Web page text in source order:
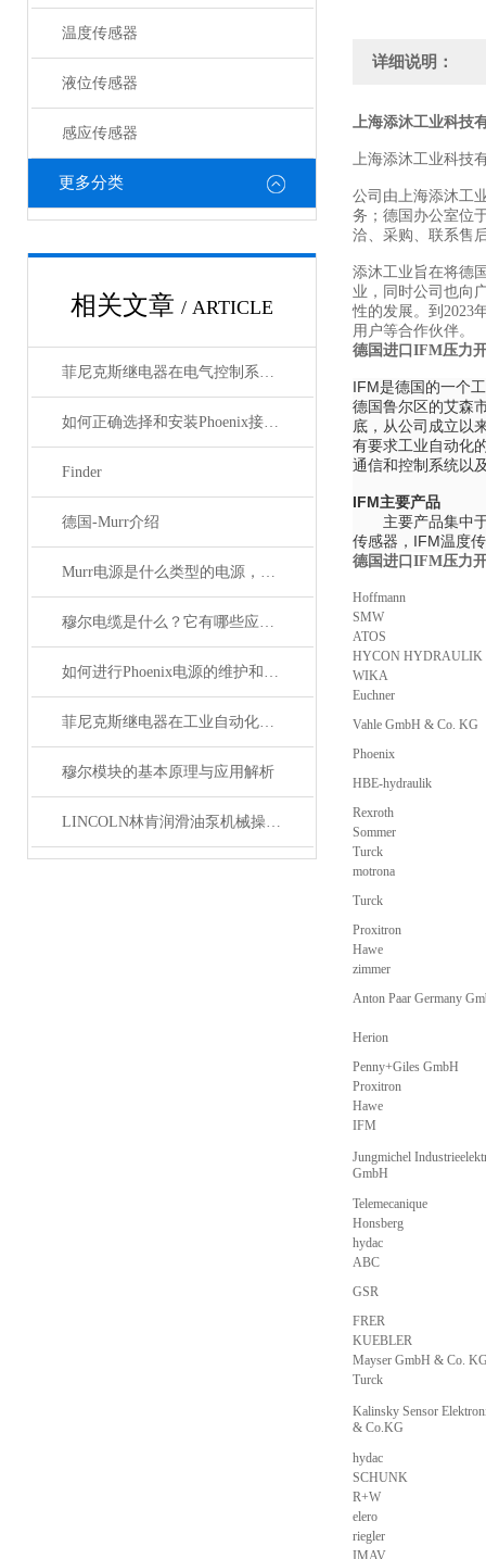
温度传感器
液位传感器
感应传感器
更多分类
相关文章 / ARTICLE
菲尼克斯继电器在电气控制系统中的应用
如何正确选择和安装Phoenix接插件以确保其性能？
Finder
德国-Murr介绍
Murr电源是什么类型的电源，主要用于哪些领域？
穆尔电缆是什么？它有哪些应用领域？
如何进行Phoenix电源的维护和保养？
菲尼克斯继电器在工业自动化中的作用
穆尔模块的基本原理与应用解析
LINCOLN林肯润滑油泵机械操作原理
详细说明：
上海添沐工业科技
上海添沐工业科技
公司由上海添沐工
务；德国办公室位
洽、采购、联系售
添沐工业旨在将德
业，同时公司也向
性的发展。到2023
用户等合作伙伴。
德国进口IFM压力
IFM是德国的一个
德国鲁尔区的艾森
底，从公司成立以
有要求工业自动化
通信和控制系统以
IFM主要产品
主要产品集中于
传感器，IFM温度
德国进口IFM压力
Hoffmann
SMW
ATOS
HYCON HYDRAULIK
WIKA
Euchner
Vahle GmbH & Co. KG
Phoenix
HBE-hydraulik
Rexroth
Sommer
Turck
motrona
Turck
Proxitron
Hawe
zimmer
Anton Paar Germany
Herion
Penny+Giles GmbH
Proxitron
Hawe
IFM
Jungmichel
GmbH
Telemecanique
Honsberg
hydac
ABC
GSR
FRER
KUEBLER
Mayser GmbH & Co.
Turck
Kalinsky Sensor
& Co.KG
hydac
SCHUNK
R+W
elero
riegler
IMAV